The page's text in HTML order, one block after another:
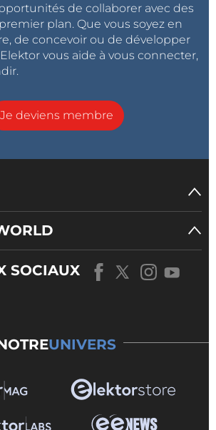
de collaborer avec des
plan. Que vous soyez en
de concevoir ou de développer
vous aide à vous connecter,
Je deviens membre
SOCIAUX
UNIVERS